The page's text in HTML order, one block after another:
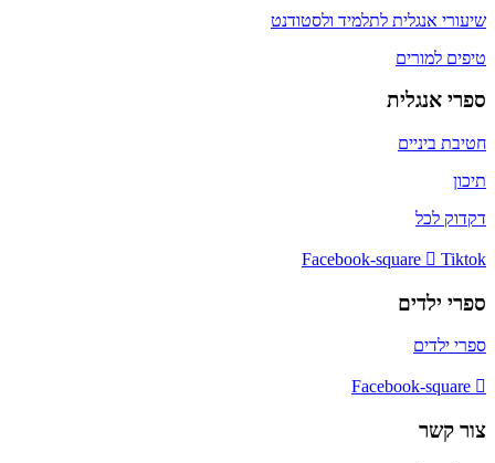
שיעורי אנגלית לתלמיד ולסטודנט
טיפים למורים
ספרי אנגלית
חטיבת ביניים
תיכון
דקדוק לכל
Facebook-square Tiktok
ספרי ילדים
ספרי ילדים
Facebook-square
צור קשר